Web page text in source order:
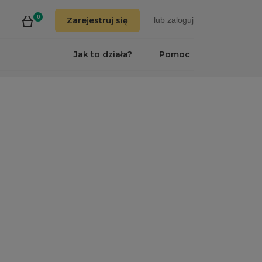
0 Zarejestruj się lub zaloguj
Pomoc
Jak to działa?